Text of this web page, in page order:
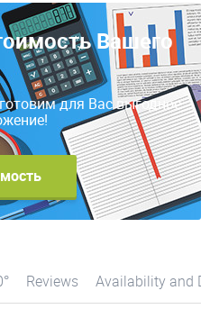
Вашего
для Вас выгодное
Reviews Availability and